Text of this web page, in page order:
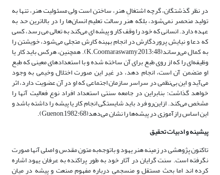
در نظر گذشتگان، گرچه اشتغالِ هنر، ساختن است ولی مسئولیت هنر، تنها به
تولید منحصر نمی‌شود، بلکه هنر رسالت تعلیم انسان‌ها را در بالاترین حد به
عهده دارد. انسانی که خود را وقف کار و پیشه ای می‌کند به تعالی می رسد، کسی
که دعا و نیایش پروردگارش در انجام بهینه کارش متجلی می‌شود، خویشتن را
به کمال می‌رساند(K.Coomaraswamy,2013:48). همچنین، هرکس باید کار یا
وظیفه‌ای را که از روی طبع برای آن ساخته شده و با استعداد‌های معینی که طبع
او متضمن آن است، انجام دهد، در غیر این صورت اختلال وخیمی به وجود
می‌آید و این بی‌نظمی در سراسر سازمان اجتماعی که او در آن عضویت دارد، اثر
خواهد گذاشت؛ بنابراین در جامعه سنتی استعداد افراد نوع فعالیت آنها را
مشخص می‌کند. ازاین‌رو فرد باید شایستگی انجام کار یا پیشه را داشته باشد و
این اساس رازآموزی در پیشه‌ها را نشان می‌دهد(Guenon,1982:68).
پیشینه و ادبیات تحقیق
تاکنون پژوهشی در زمینه هنر یهود و باتوجه‌به متون مقدس و اصلی آنها صورت
نگرفته است. سنت گرایان در آثار خود به طور پراکنده به عرفان یهود اشاره
کرده اند اما بحث مستقل و منسجمی درباره مفهوم صنعت و پیشه در میان